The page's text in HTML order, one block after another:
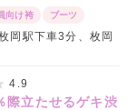
向け袴 ブーツ
岡駅下車3分、枚岡
4.9
際立たせるゲキ渋